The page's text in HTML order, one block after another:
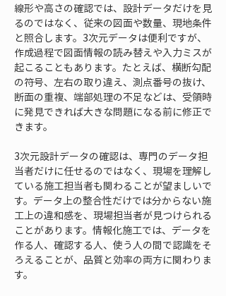
線形や高さの確認では、設計データだけを見
るのではなく、従来の図面や数量、現地条件
と照合します。3次元データは便利ですが、
作成過程で図面情報の読み替えや入力ミスが
起こることもあります。たとえば、横断勾配
の符号、左右の取り違え、測点番号の抜け、
断面の重複、端部処理の不足などは、受領時
に発見できれば大きな問題になる前に修正で
きます。
3次元設計データの確認は、専門のデータ担
当者だけに任せるのではなく、現場を理解し
ている施工担当者も関わることが望ましいで
す。データ上の整合性だけでは分からない施
工上の違和感を、現場担当者が見つけられる
ことがあります。情報化施工では、データを
作る人、確認する人、使う人の間で認識をそ
ろえることが、品質と効率の両方に関わりま
す。